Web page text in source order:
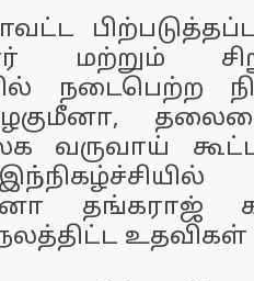
மற்றும்
நடைபெற்ற
வருவாய்
தங்கராஜ்